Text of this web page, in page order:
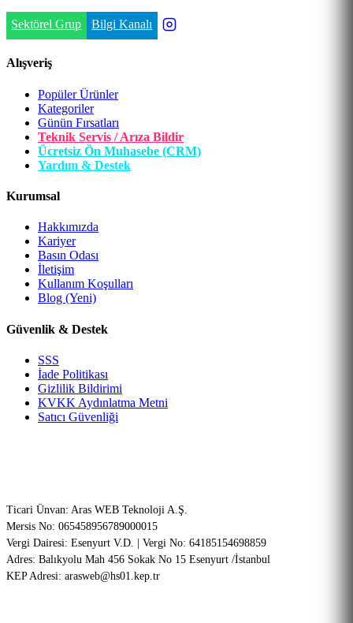
Sektörel Grup Bilgi Kanalı
Alışveriş
Popüler Ürünler
Kategoriler
Günün Fırsatları
Teknik Servis / Arıza Bildir
Ücretsiz Ön Muhasebe (CRM)
Yardım & Destek
Kurumsal
Hakkımızda
Kariyer
Basın Odası
İletişim
Kullanım Koşulları
Blog (Yeni)
Güvenlik & Destek
SSS
İade Politikası
Gizlilik Bildirimi
KVKK Aydınlatma Metni
Satıcı Güvenliği
Ticari Ünvan: Aras WEB Teknoloji A.Ş.
Mersis No: 065458956789000015
Vergi Dairesi: Esenyurt V.D. | Vergi No: 64185154698859
Adres: Balıkyolu Mah 456 Sokak No 15 Esenyurt /İstanbul
KEP Adresi: arasweb@hs01.kep.tr